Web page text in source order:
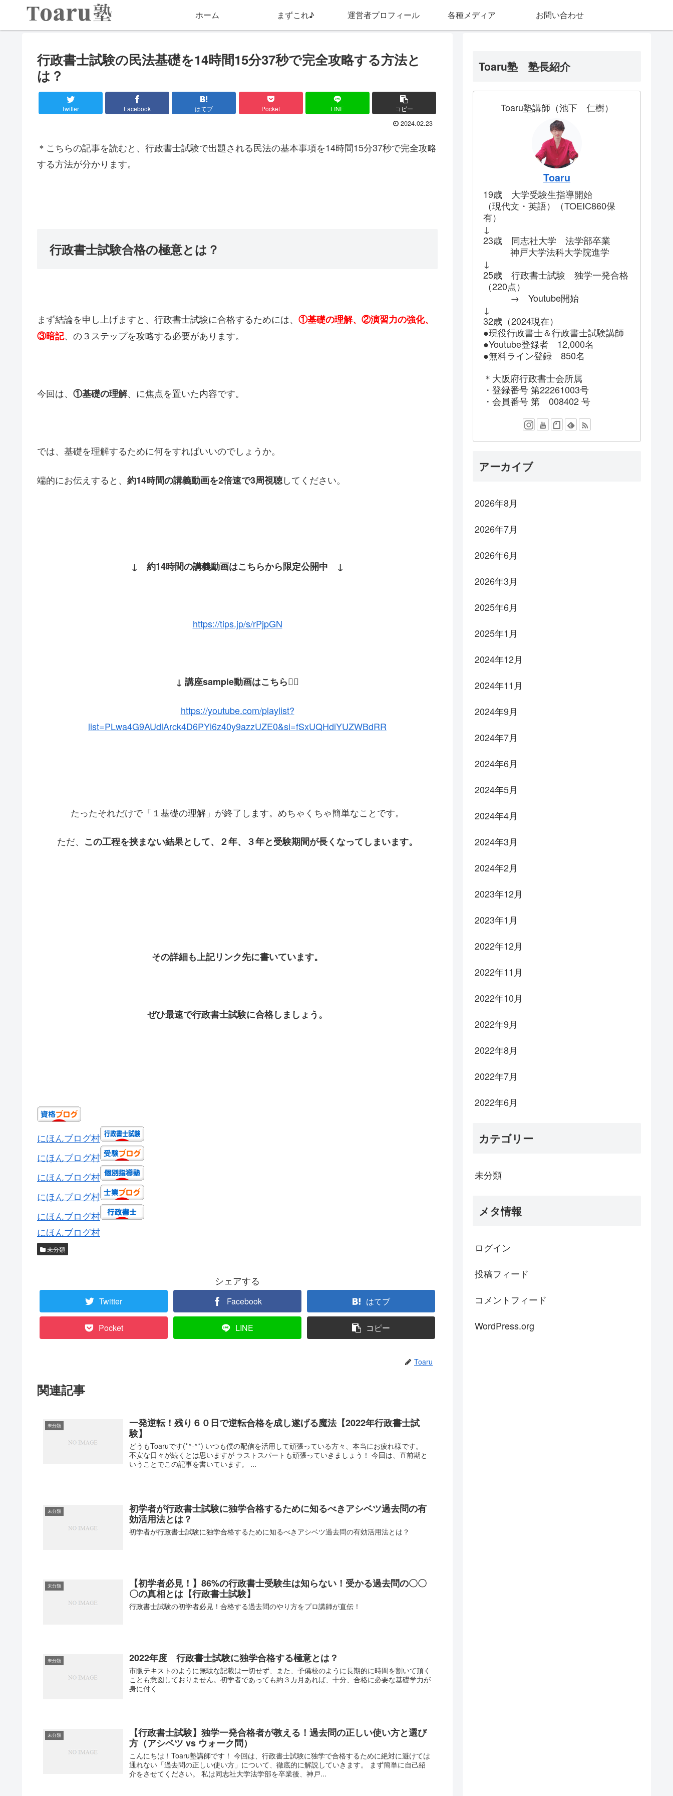
ホーム まずこれ♪ 運営者プロフィール 各種メディア お問い合わせ
行政書士に独学合格したい人は“これ”ぽちっと♪
行政書士試験の民法基礎を14時間15分37秒で完全攻略する方法と
は？
Twitter Facebook はてブ Pocket LINE コピー
2024.02.23
＊こちらの記事を読むと、行政書士試験で出題される民法の基本事項を14時間15分37秒で完全攻略
する方法が分かります。
行政書士試験合格の極意とは？
まず結論を申し上げますと、行政書士試験に合格するためには、 ①基礎の理解、②演習力の強化、
③暗記、の３ステップを攻略する必要があります。
今回は、 ①基礎の理解、に焦点を置いた内容です。
では、基礎を理解するために何をすればいいのでしょうか。
端的にお伝えすると、 約14時間の講義動画を2倍速で3周視聴してください。
↓ 約14時間の講義動画はこちらから限定公開中 ↓
https://tips.jp/s/rPjpGN
↓ 講座sample動画はこちら💁‍♀️
https://youtube.com/playlist?
list=PLwa4G9AUdlArck4D6PYi6z40y9azzUZE0&si=fSxUQHdiYUZWBdRR
たったそれだけで「１基礎の理解」が終了します。めちゃくちゃ簡単なことです。
ただ、 この工程を挟まない結果として、２年、３年と受験期間が長くなってしまいます。
その詳細も上記リンク先に書いています。
ぜひ最速で行政書士試験に合格しましょう。
にほんブログ村
にほんブログ村
にほんブログ村
にほんブログ村
にほんブログ村
にほんブログ村
未分類
シェアする
Twitter Facebook はてブ
Pocket LINE コピー
Toaru
関連記事
未分類
一発逆転！残り６０日で逆転合格を成し遂げる魔法【2022年行政書士試
験】
どうもToaruです(*^-^*) いつも僕の配信を活用して頑張っている方々、本当にお疲れ様です。
不安な日々が続くとは思いますが ラストスパートも頑張っていきましょう！ 今回は、直前期と
いうことでこの記事を書いています。 ...
未分類
初学者が行政書士試験に独学合格するために知るべきアシベツ過去問の有
効活用法とは？
初学者が行政書士試験に独学合格するために知るべきアシベツ過去問の有効活用法とは？
未分類
【初学者必見！】86%の行政書士受験生は知らない！受かる過去問の〇〇
〇の真相とは【行政書士試験】
行政書士試験の初学者必見！合格する過去問のやり方をプロ講師が直伝！
未分類 2022年度 行政書士試験に独学合格する極意とは？
市販テキストのように無駄な記載は一切せず、また、予備校のように長期的に時間を割いて頂く
ことも意図しておりません。初学者であっても約３カ月あれば、十分、合格に必要な基礎学力が
身に付く
未分類
【行政書士試験】独学一発合格者が教える！過去問の正しい使い方と選び
方（アシベツ vs ウォーク問）
こんにちは！Toaru塾講師です！ 今回は、行政書士試験に独学で合格するために絶対に避けては
通れない「過去問の正しい使い方」について、徹底的に解説していきます。 まず簡単に自己紹
介をさせてください。 私は同志社大学法学部を卒業後、神戸...
Toaru塾 塾長紹介
Toaru塾講師（池下 仁樹）
Toaru
19歳 大学受験生指導開始
（現代文・英語）（TOEIC860保
有）
↓
23歳 同志社大学 法学部卒業
神戸大学法科大学院進学
↓
25歳 行政書士試験 独学一発合格
（220点）
→ Youtube開始
↓
32歳（2024現在）
●現役行政書士＆行政書士試験講師
●Youtube登録者 12,000名
●無料ライン登録 850名
＊大阪府行政書士会所属
・登録番号 第22261003号
・会員番号 第 008402 号
アーカイブ
2026年8月
2026年7月
2026年6月
2026年3月
2025年6月
2025年1月
2024年12月
2024年11月
2024年9月
2024年7月
2024年6月
2024年5月
2024年4月
2024年3月
2024年2月
2023年12月
2023年1月
2022年12月
2022年11月
2022年10月
2022年9月
2022年8月
2022年7月
2022年6月
カテゴリー
未分類
メタ情報
ログイン
投稿フィード
コメントフィード
WordPress.org